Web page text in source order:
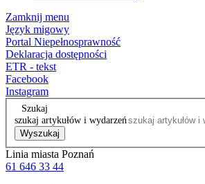
Zamknij menu
Język migowy
Portal Niepełnosprawność
Deklaracja dostępności
ETR - tekst
Facebook
Instagram
Szukaj
szukaj artykułów i wydarzeń
Wyszukaj
Linia miasta Poznań
61 646 33 44